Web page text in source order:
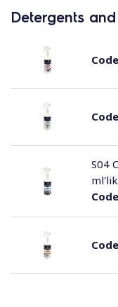
Detergents
S04